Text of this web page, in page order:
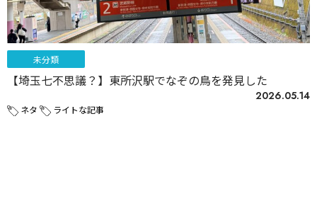
未分類
【埼玉七不思議？】東所沢駅でなぞの鳥を発見した
2026.05.14
ネタ ライトな記事